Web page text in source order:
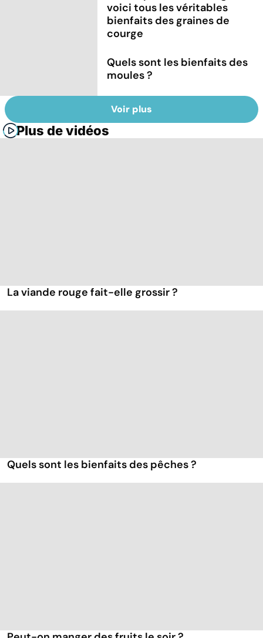
voici tous les véritables
bienfaits des graines de
courge
Quels sont les bienfaits des
moules ?
Voir plus
Plus de vidéos
La viande rouge fait-elle grossir ?
Quels sont les bienfaits des pêches ?